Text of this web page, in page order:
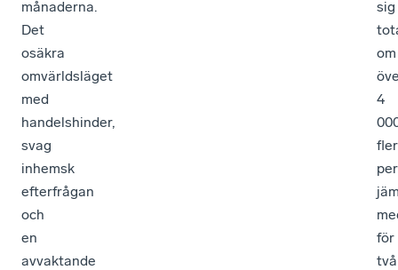
månaderna.
Det
osäkra
omvärldsläget
med
handelshinder,
svag
inhemsk
efterfrågan
och
en
avvaktande
sig
om
4
fler
för
två